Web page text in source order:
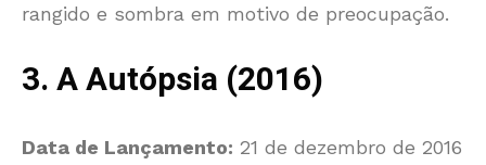
rangido e sombra em motivo de preocupação.
3. A Autópsia (2016)
Data de Lançamento: 21 de dezembro de 2016